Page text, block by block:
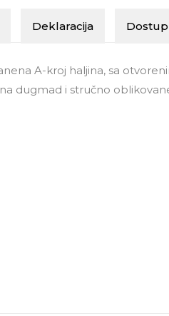
Deklaracija
A-kroj haljina, sa
dugmad i stručno